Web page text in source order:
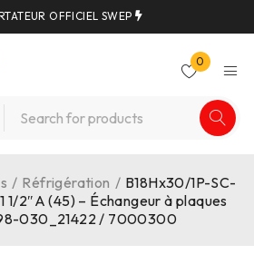
OFFICIEL SWEP
0
/ Réfrigération / B18Hx30/1P-SC-
1/2″A (45) – Échangeur à plaques
030_21422 / 7000300